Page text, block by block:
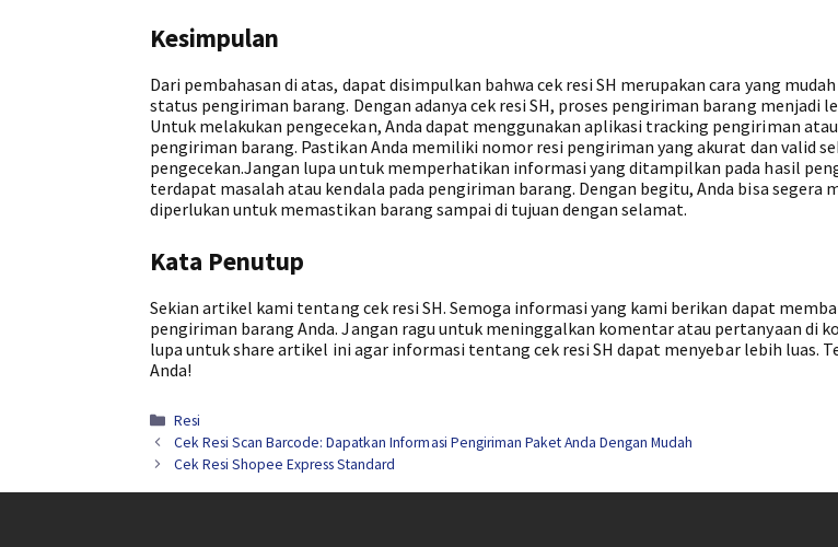
Kesimpulan
Dari pembahasan di atas, dapat disimpulkan bahwa cek resi SH merupakan cara yang
status pengiriman barang. Dengan adanya cek resi SH, proses pengiriman barang
Untuk melakukan pengecekan, Anda dapat menggunakan aplikasi tracking pengiriman
pengiriman barang. Pastikan Anda memiliki nomor resi pengiriman yang akurat dan valid
pengecekan.Jangan lupa untuk memperhatikan informasi yang ditampilkan pada hasil
terdapat masalah atau kendala pada pengiriman barang. Dengan begitu, Anda bisa segera
diperlukan untuk memastikan barang sampai di tujuan dengan selamat.
Kata Penutup
Sekian artikel kami tentang cek resi SH. Semoga informasi yang kami berikan dapat
pengiriman barang Anda. Jangan ragu untuk meninggalkan komentar atau pertanyaan di
lupa untuk share artikel ini agar informasi tentang cek resi SH dapat menyebar lebih luas.
Anda!
Kategori
Resi
Cek Resi Scan Barcode: Dapatkan Informasi Pengiriman Paket Anda Dengan Mudah
Cek Resi Shopee Express Standard